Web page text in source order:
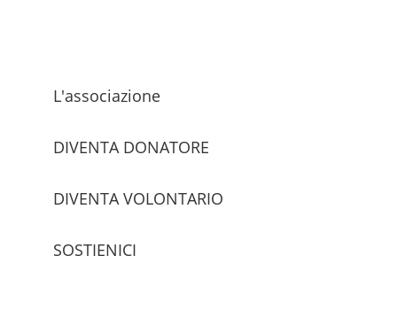
L'associazione
DIVENTA DONATORE
DIVENTA VOLONTARIO
SOSTIENICI